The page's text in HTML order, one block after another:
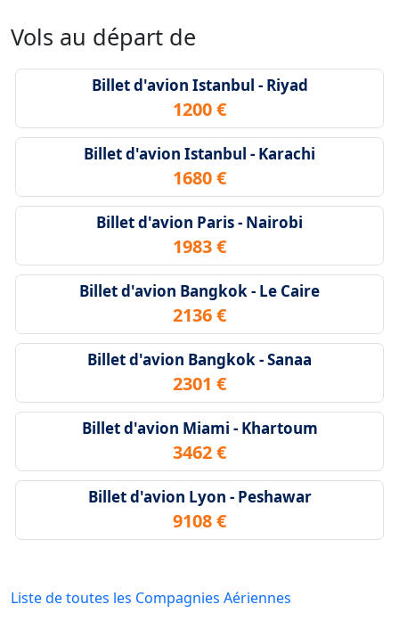
Vols au départ de
Billet d'avion Istanbul - Riyad
1200 €
Billet d'avion Istanbul - Karachi
1680 €
Billet d'avion Paris - Nairobi
1983 €
Billet d'avion Bangkok - Le Caire
2136 €
Billet d'avion Bangkok - Sanaa
2301 €
Billet d'avion Miami - Khartoum
3462 €
Billet d'avion Lyon - Peshawar
9108 €
Liste de toutes les Compagnies Aériennes